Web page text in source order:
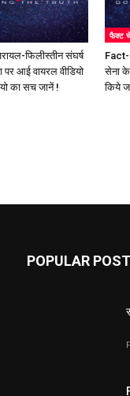
फिलीस्तीन संघर्ष
पर आई वायरल वीडियो
का सच जानें !
फैक्ट
Fact-
सेना के
किये
POPULAR